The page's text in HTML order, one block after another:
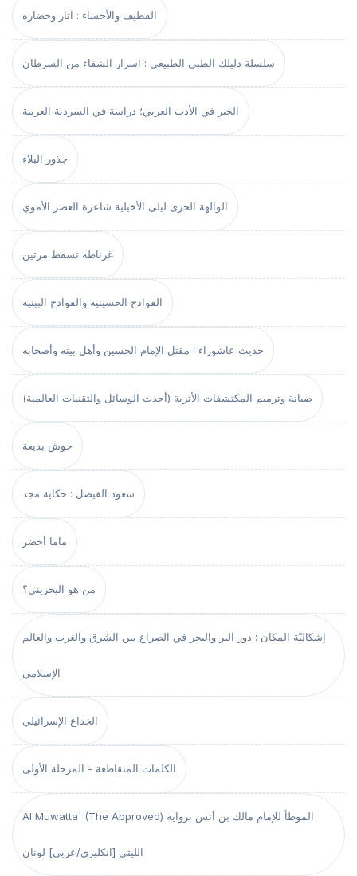
القطيف والأحساء : آثار وحضارة
سلسلة دليلك الطبي الطبيعي : اسرار الشفاء من السرطان
الخبر في الأدب العربي؛ دراسة في السردية العربية
جذور البلاء
الوالهة الحرَى ليلى الأخيلية شاعرة العصر الأموي
غرناطة تسقط مرتين
الفوادح الحسينية والقوادح البينية
حديث عاشوراء : مقتل الإمام الحسين وأهل بيته وأصحابه
صيانة وترميم المكتشفات الأثرية (أحدث الوسائل والتقنيات العالمية)
حوش بديعة
سعود الفيصل : حكاية مجد
ماما أخضر
من هو البحريني؟
إشكاليّة المكان : دور البر والبحر في الصراع بين الشرق والغرب والعالم
الإسلامي
الخداع الإسرائيلي
الكلمات المتقاطعة - المرحلة الأولى
Al Muwatta' (The Approved) الموطأ للإمام مالك بن أنس برواية
الليثي [انكليزي/عربي] لونان